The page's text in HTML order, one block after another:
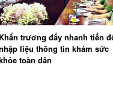
Đồng Nai tham gia nghiên
học tập, quán triệt và triển khai
thực hiện Nghị quyết Hội nghị